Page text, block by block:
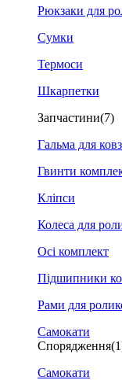
Рюкзаки для
Сумки
Термоси
Шкарпетки
Запчастини(7)
Гальма для
Гвинти
Кліпси
Колеса для
Осі комплект
Підшипники
Рами для
Самокати
Спорядження
Самокати